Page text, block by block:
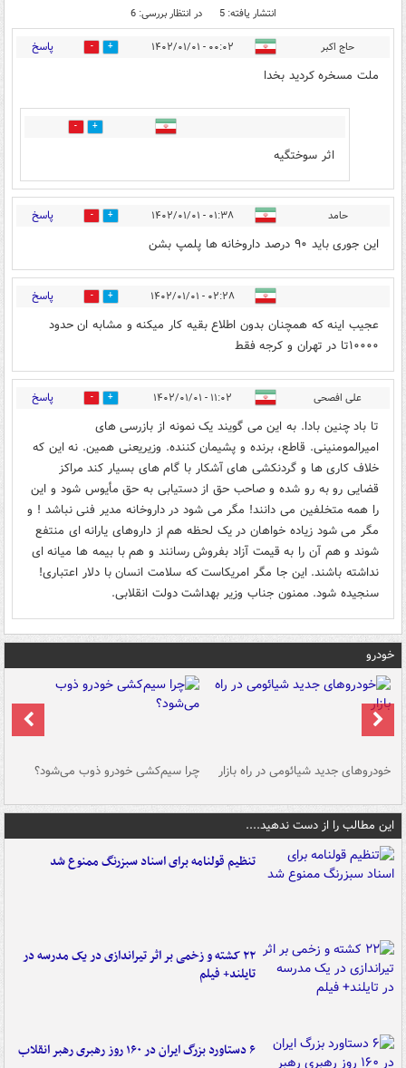
انتشار یافته: 5 در انتظار بررسی: 6
حاج اکبر ۰۰:۰۲ - ۱۴۰۲/۰۱/۰۱ 1 پاسخ
ملت مسخره کردید بخدا
1
اثر سوختگیه
حامد ۰۱:۳۸ - ۱۴۰۲/۰۱/۰۱ 0 پاسخ
این جوری باید ۹۰ درصد داروخانه ها پلمپ بشن
۰۲:۲۸ - ۱۴۰۲/۰۱/۰۱ 0 پاسخ
عجیب اینه که همچنان بدون اطلاع بقیه کار میکنه و مشابه ان حدود
۱۰۰۰۰تا در تهران و کرجه فقط
علی افصحی ۱۱:۰۲ - ۱۴۰۲/۰۱/۰۱ 5 پاسخ
تا باد چنین بادا. به این می گویند یک نمونه از بازرسی های
امیرالمومنینی. قاطع، برنده و پشیمان کننده. وزیریعنی همین. نه این که
خلاف کاری ها و گردنکشی های آشکار با گام های بسیار کند مراکز
قضایی رو به رو شده و صاحب حق از دستیابی به حق مأیوس شود و این
را همه متخلفین می دانند! مگر می شود در داروخانه مدیر فنی نباشد ! و
مگر می شود زیاده خواهان در یک لحظه هم از داروهای یارانه ای منتفع
شوند و هم آن را به قیمت آزاد بفروش رسانند و هم با بیمه ها میانه ای
نداشته باشند. این جا مگر امریکاست که سلامت انسان با دلار اعتباری!
سنجیده شود. ممنون جناب وزیر بهداشت دولت انقلابی.
خودرو
خودروهای جدید شیائومی در راه بازار چرا سیم‌کشی خودرو ذوب می‌شود؟
این مطالب را از دست ندهید....
تنظیم قولنامه برای اسناد سبزرنگ ممنوع شد
۲۲ کشته و زخمی بر اثر تیراندازی در یک مدرسه در
تایلند+ فیلم
۶ دستاورد بزرگ ایران در ۱۶۰ روز رهبری رهبر انقلاب